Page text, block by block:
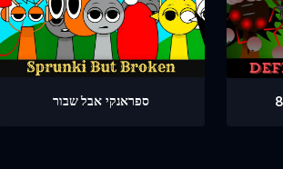
ספראנקי אבל שבור